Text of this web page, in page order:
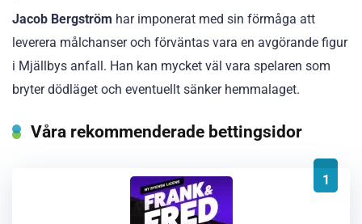
Jacob Bergström har imponerat med sin förmåga att
leverera målchanser och förväntas vara en avgörande figur
i Mjällbys anfall. Han kan mycket väl vara spelaren som
bryter dödläget och eventuellt sänker hemmalaget.
Våra rekommenderade bettingsidor
1